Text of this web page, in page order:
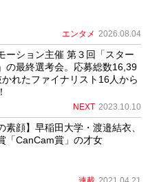
エンタメ 2026.08.04
ーション主催 第３回「スター
の最終選考会。応募総数16,39
れたファイナリスト16人から
NEXT 2023.10.10
素顔】早稲田大学・渡邉結衣、
「CanCam賞」の才女